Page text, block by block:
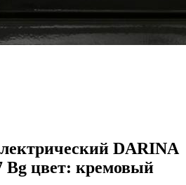
DARINA
Bg цвет: кремовый